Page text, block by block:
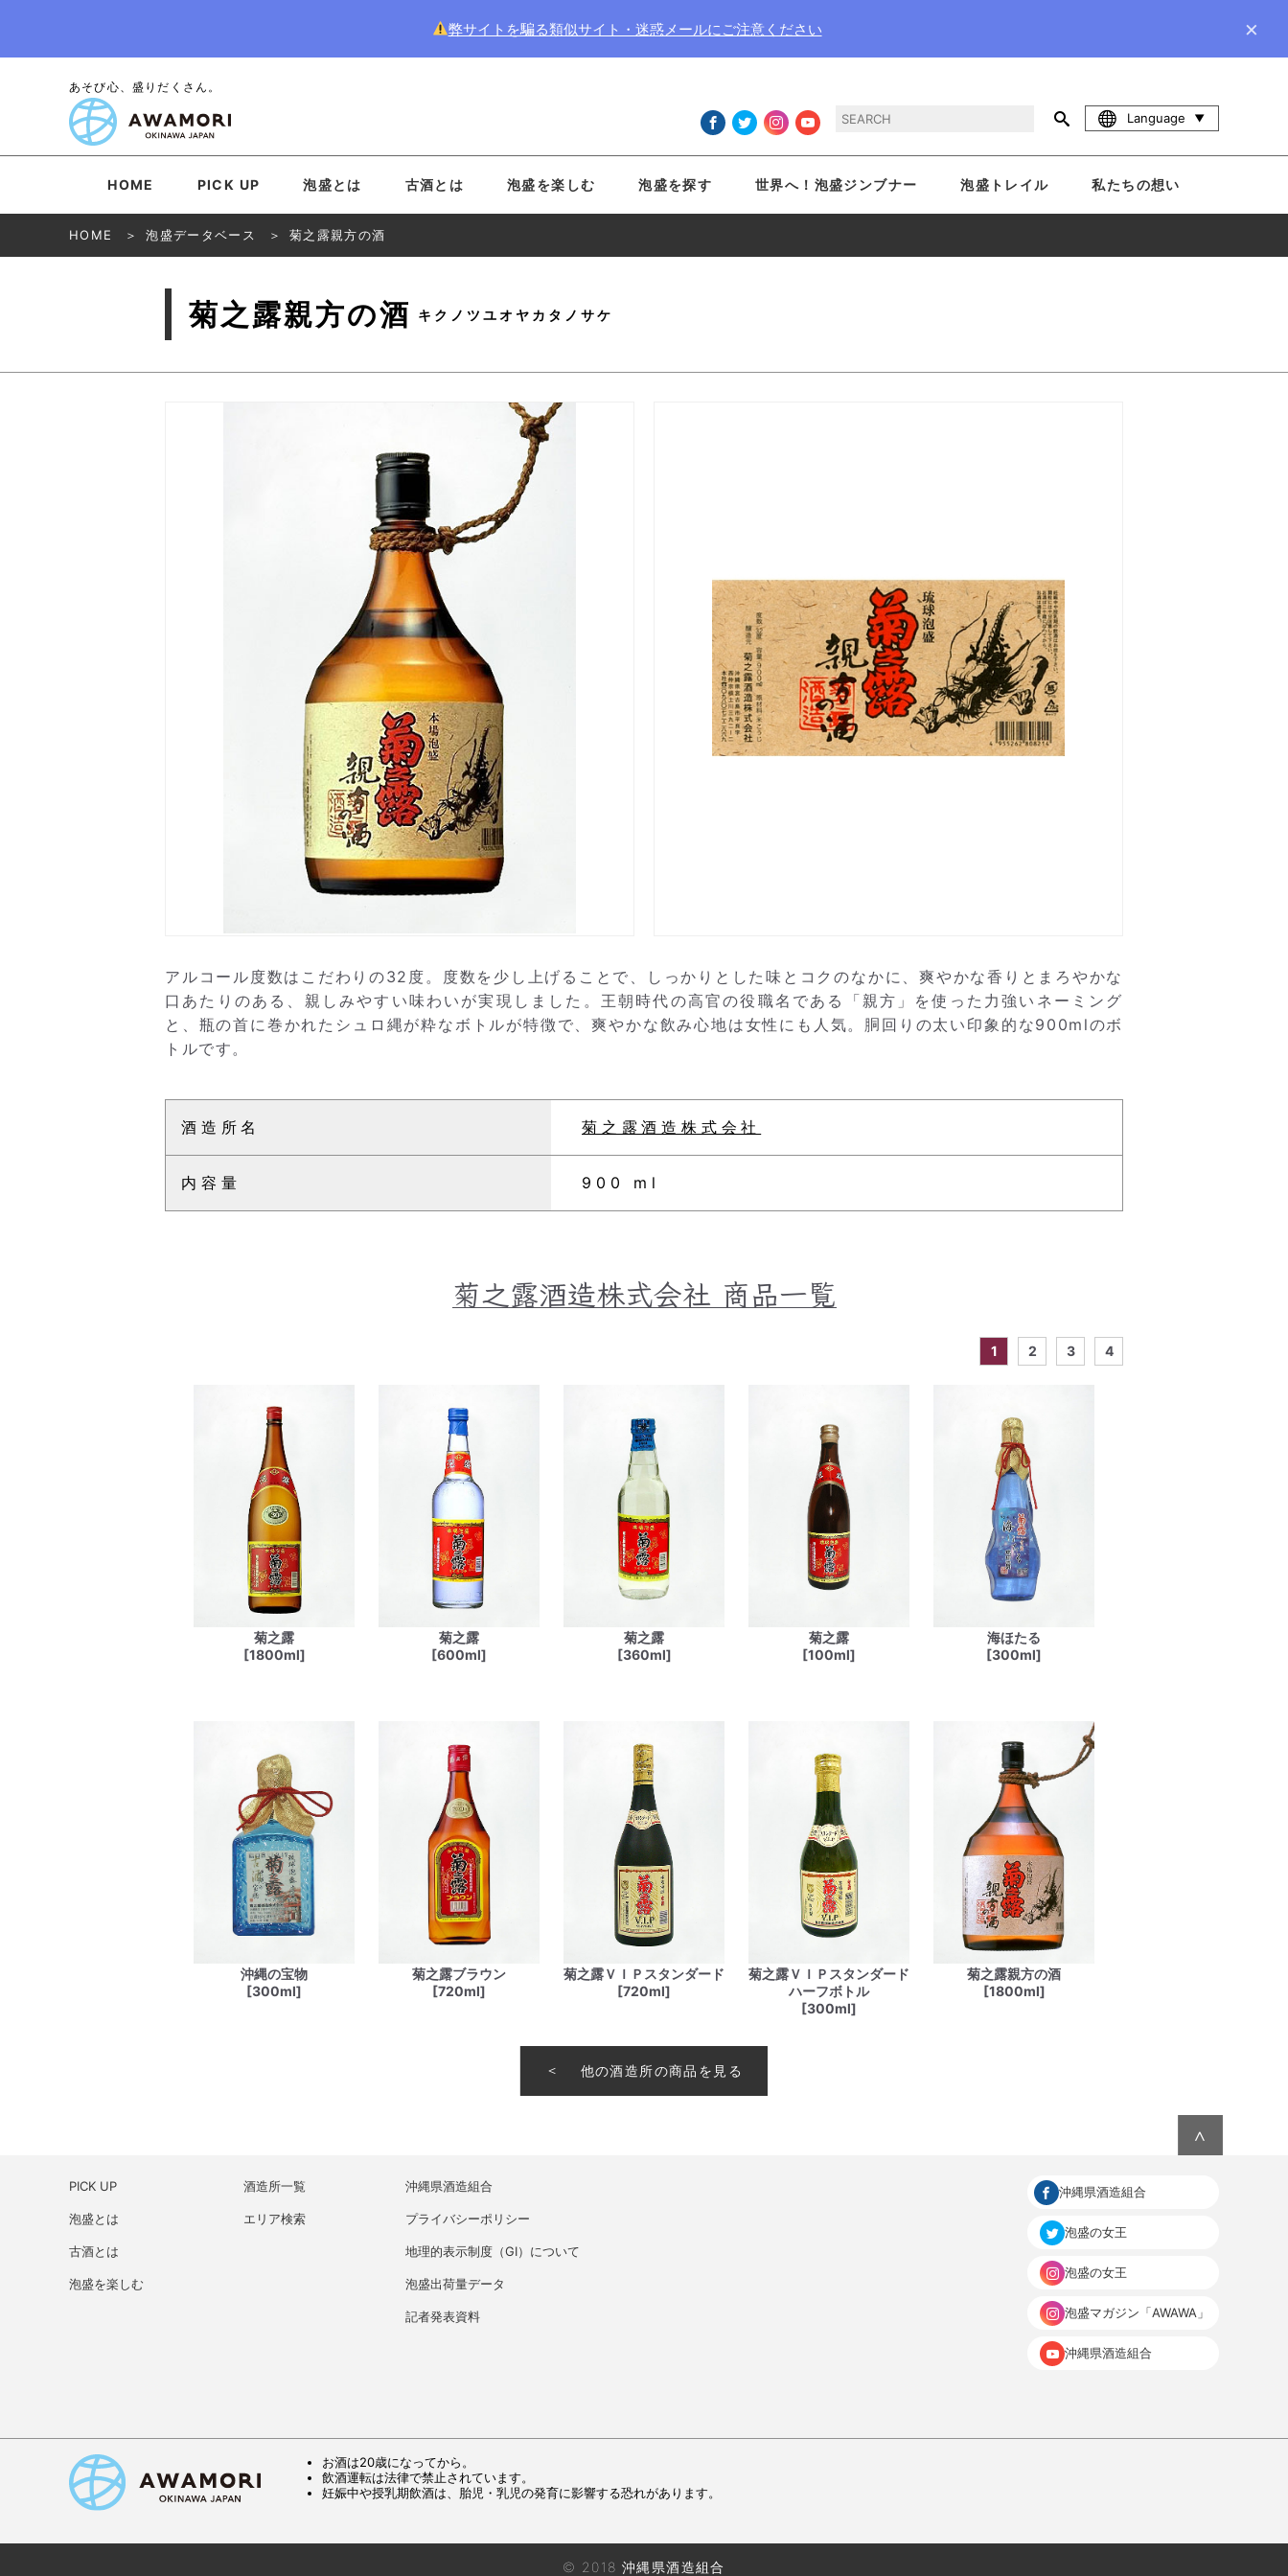
弊サイトを騙る類似サイト・迷惑メールにご注意ください ×
あそび心、盛りだくさん。
Language
HOME PICK UP 泡盛とは 古酒とは 泡盛を楽しむ 泡盛を探す 世界へ！泡盛ジンブナー 泡盛トレイル 私たちの想い
HOME 泡盛データベース 菊之露親方の酒
菊之露親方の酒 キクノツユオヤカタノサケ
アルコール度数はこだわりの32度。度数を少し上げることで、しっかりとした味とコクのなかに、爽やかな香りとまろやかな
口あたりのある、親しみやすい味わいが実現しました。王朝時代の高官の役職名である「親方」を使った力強いネーミング
と、瓶の首に巻かれたシュロ縄が粋なボトルが特徴で、爽やかな飲み心地は女性にも人気。胴回りの太い印象的な900mlのボ
トルです。
酒造所名 菊之露酒造株式会社
内容量 900 ml
菊之露酒造株式会社 商品一覧
1 2 3 4
菊之露
[1800ml]
菊之露
[600ml]
菊之露
[360ml]
菊之露
[100ml]
海ほたる
[300ml]
沖縄の宝物
[300ml]
菊之露ブラウン
[720ml]
菊之露ＶＩＰスタンダード
[720ml]
菊之露ＶＩＰスタンダード
ハーフボトル
[300ml]
菊之露親方の酒
[1800ml]
他の酒造所の商品を見る
∧
PICK UP
泡盛とは
古酒とは
泡盛を楽しむ
酒造所一覧
エリア検索
沖縄県酒造組合
プライバシーポリシー
地理的表示制度（GI）について
泡盛出荷量データ
記者発表資料
沖縄県酒造組合
泡盛の女王
泡盛の女王
泡盛マガジン「AWAWA」
沖縄県酒造組合
お酒は20歳になってから。
飲酒運転は法律で禁止されています。
妊娠中や授乳期飲酒は、胎児・乳児の発育に影響する恐れがあります。
© 2018 沖縄県酒造組合